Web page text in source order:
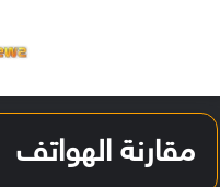
مقارنة الهواتف